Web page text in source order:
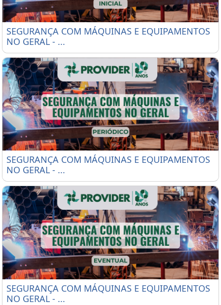
SEGURANÇA COM MÁQUINAS E EQUIPAMENTOS
SEGURANÇA COM MÁQUINAS E EQUIPAMENTOS
NO GERAL - ...
SEGURANÇA COM MÁQUINAS E EQUIPAMENTOS
SEGURANÇA COM MÁQUINAS E EQUIPAMENTOS
NO GERAL - ...
SEGURANÇA COM MÁQUINAS E EQUIPAMENTOS
SEGURANÇA COM MÁQUINAS E EQUIPAMENTOS
NO GERAL - ...